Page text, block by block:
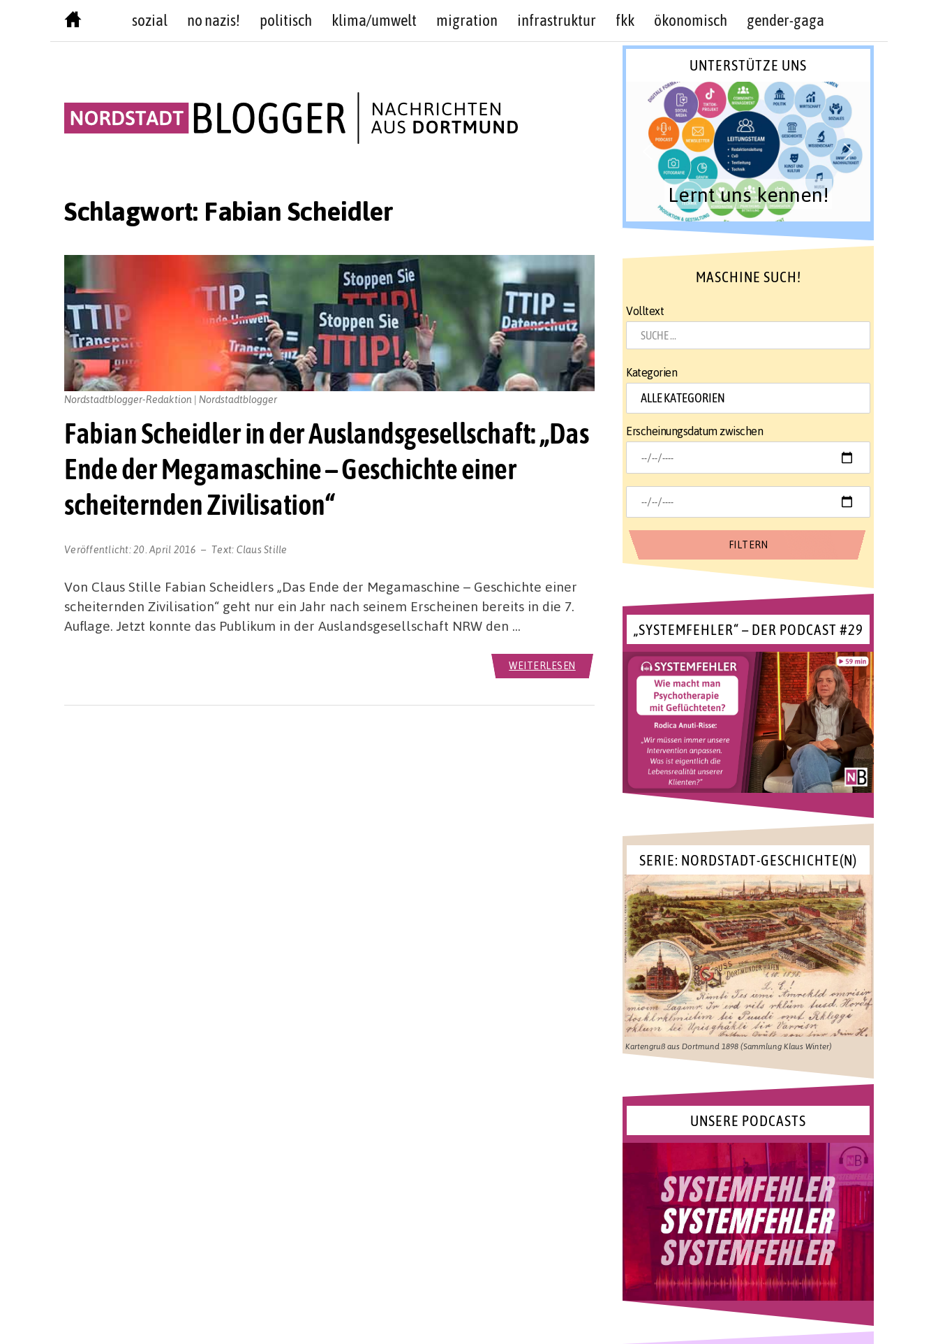
sozial no nazis! politisch klima/umwelt migration infrastruktur fkk ökonomisch gender-gaga
Schlagwort: Fabian Scheidler
Fabian Scheidler in der Auslandsgesellschaft: „Das
Ende der Megamaschine – Geschichte einer
scheiternden Zivilisation“
Veröffentlicht:20. April 2016 Text: Claus Stille
Nordstadtblogger-Redaktion | Nordstadtblogger
Von Claus Stille Fabian Scheidlers „Das Ende der Megamaschine – Geschichte einer
scheiternden Zivilisation“ geht nur ein Jahr nach seinem Erscheinen bereits in die 7.
Auflage. Jetzt konnte das Publikum in der Auslandsgesellschaft NRW den …
WEITERLESEN
UNTERSTÜTZE UNS
Lernt uns kennen!
MASCHINE SUCH!
Volltext
Kategorien
Erscheinungsdatum zwischen
„SYSTEMFEHLER“ – DER PODCAST #29
SERIE: NORDSTADT-GESCHICHTE(N)
Kartengruß aus Dortmund 1898 (Sammlung Klaus Winter)
UNSERE PODCASTS